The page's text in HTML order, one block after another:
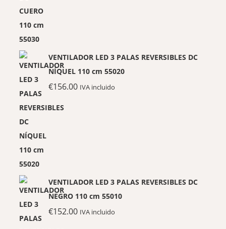
VENTILADOR LED 3 PALAS REVERSIBLES DC
NÍQUEL 110 cm 55020
€156.00 IVA incluido
VENTILADOR LED 3 PALAS REVERSIBLES DC
NEGRO 110 cm 55010
€152.00 IVA incluido